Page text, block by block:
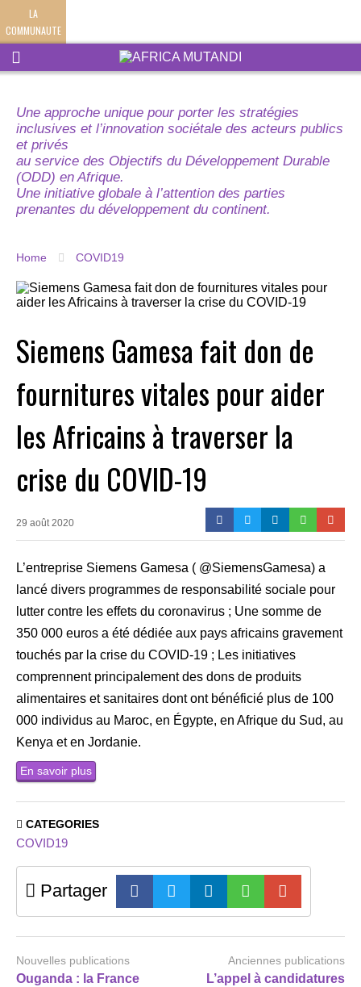
LA
COMMUNAUTE
Une approche unique pour porter les stratégies
inclusives et l’innovation sociétale des acteurs publics
et privés
au service des Objectifs du Développement Durable
(ODD) en Afrique.
Une initiative globale à l’attention des parties
prenantes du développement du continent.
Home COVID19
Siemens Gamesa fait don de
fournitures vitales pour aider
les Africains à traverser la
crise du COVID-19
29 août 2020
L’entreprise Siemens Gamesa ( @SiemensGamesa) a
lancé divers programmes de responsabilité sociale pour
lutter contre les effets du coronavirus ; Une somme de
350 000 euros a été dédiée aux pays africains gravement
touchés par la crise du COVID-19 ; Les initiatives
comprennent principalement des dons de produits
alimentaires et sanitaires dont ont bénéficié plus de 100
000 individus au Maroc, en Égypte, en Afrique du Sud, au
Kenya et en Jordanie.
En savoir plus
CATEGORIES
COVID19
Partager
Nouvelles publications
Ouganda : la France
Anciennes publications
L’appel à candidatures